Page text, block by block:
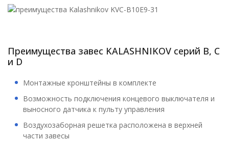
Преимущества завес KALASHNIKOV серий B, С
и D
Монтажные кронштейны в комплекте
Возможность подключения концевого выключателя и
выносного датчика к пульту управления
Воздухозаборная решетка расположена в верхней
части завесы